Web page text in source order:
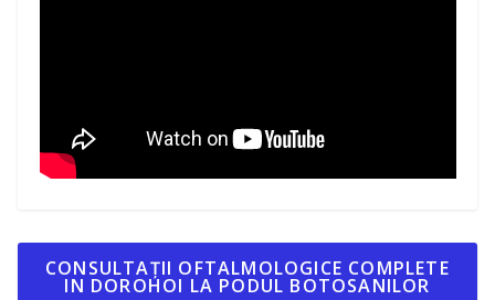
CONSULTAȚII OFTALMOLOGICE COMPLETE
IN DOROHOI LA PODUL BOTOSANILOR